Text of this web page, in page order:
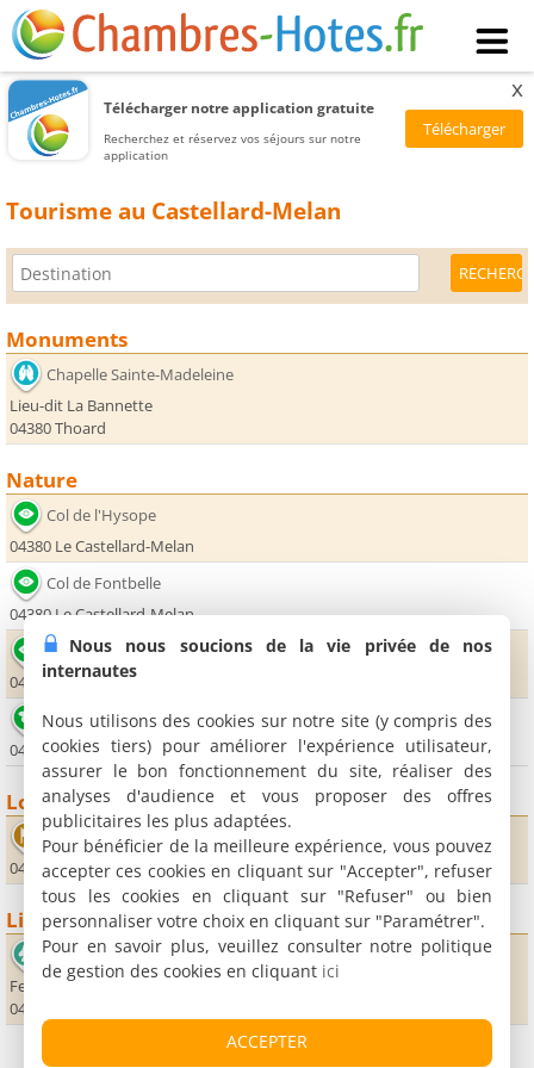
Télécharger notre application gratuite
Recherchez et réservez vos séjours sur notre
application
x
Tourisme au Castellard-Melan
Monuments
Chapelle Sainte-Madeleine
Lieu-dit La Bannette
04380 Thoard
Nature
Col de l'Hysope
04380 Le Castellard-Melan
Col de Fontbelle
04380 Le Castellard-Melan
Le Castellard
04380 Le Castellard-Melan
Lac de Volouve
04380 Hautes-Duyes
Loisirs
Distillerie de lavande du Siron
04380 Thoard
Lieux sportifs
Centre équestre l'Arc des Duyes
Ferme Chastan
04380 Hautes-Duyes
Nous nous soucions de la vie privée de nos
internautes
Nous utilisons des cookies sur notre site (y compris des
cookies tiers) pour améliorer l'expérience utilisateur,
assurer le bon fonctionnement du site, réaliser des
analyses d'audience et vous proposer des offres
publicitaires les plus adaptées.
Pour bénéficier de la meilleure expérience, vous pouvez
accepter ces cookies en cliquant sur "Accepter", refuser
tous les cookies en cliquant sur "Refuser" ou bien
personnaliser votre choix en cliquant sur "Paramétrer".
Pour en savoir plus, veuillez consulter notre politique
de gestion des cookies en cliquant ici
ACCEPTER